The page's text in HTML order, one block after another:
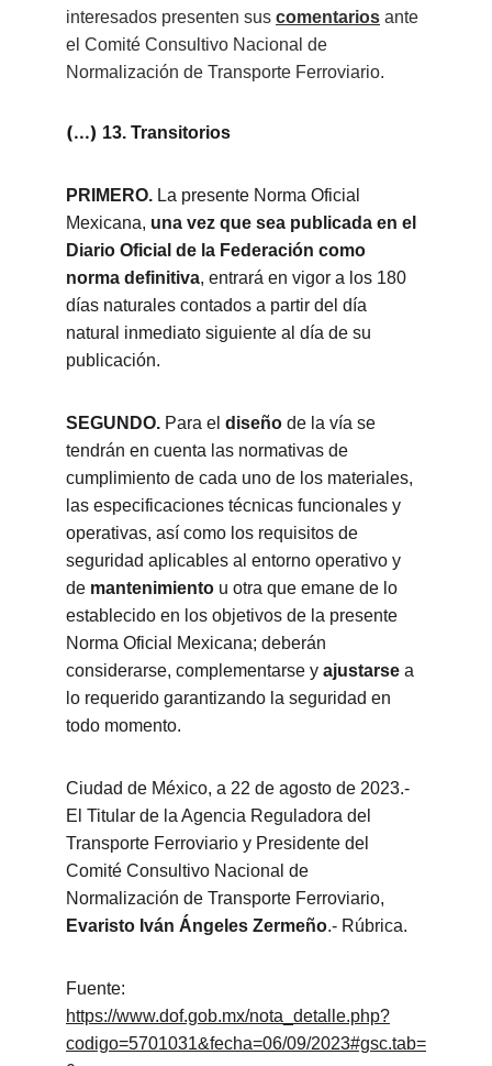
interesados presenten sus comentarios ante
el Comité Consultivo Nacional de
Normalización de Transporte Ferroviario.
(...) 13. Transitorios
PRIMERO. La presente Norma Oficial
Mexicana, una vez que sea publicada en el
Diario Oficial de la Federación como
norma definitiva, entrará en vigor a los 180
días naturales contados a partir del día
natural inmediato siguiente al día de su
publicación.
SEGUNDO. Para el diseño de la vía se
tendrán en cuenta las normativas de
cumplimiento de cada uno de los materiales,
las especificaciones técnicas funcionales y
operativas, así como los requisitos de
seguridad aplicables al entorno operativo y
de mantenimiento u otra que emane de lo
establecido en los objetivos de la presente
Norma Oficial Mexicana; deberán
considerarse, complementarse y ajustarse a
lo requerido garantizando la seguridad en
todo momento.
Ciudad de México, a 22 de agosto de 2023.-
El Titular de la Agencia Reguladora del
Transporte Ferroviario y Presidente del
Comité Consultivo Nacional de
Normalización de Transporte Ferroviario,
Evaristo Iván Ángeles Zermeño.- Rúbrica.
Fuente:
https://www.dof.gob.mx/nota_detalle.php?
codigo=5701031&fecha=06/09/2023#gsc.tab=